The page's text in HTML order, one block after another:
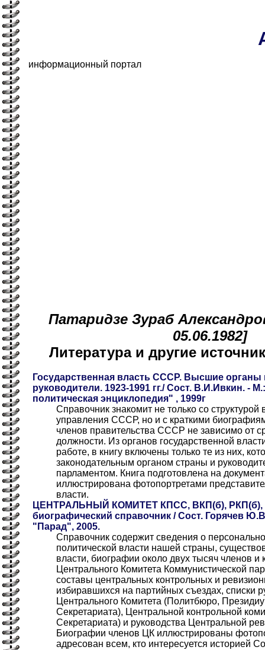
информационный портал
Патаридзе Зураб
05.06.1982]
Литература и другие
Государственная власть СССР. Высшие органы
руководители. 1923-1991 гг./ Сост. В.И.Ивкин. -
политическая энциклопедия" , 1999г
Справочник знакомит не только со
управления СССР, но и с краткими
членов правительства СССР не зависимо от
должности. Из органов государственной
работе, в книгу включены только те из них,
законодательным органом страны и
парламентом. Книга подготовлена на
иллюстрирована фотопортретами
власти.
ЦЕНТРАЛЬНЫЙ КОМИТЕТ КПСС, ВКП(б), РКП(б),
биографический справочник / Сост. Горячев
"Парад", 2005.
Справочник содержит сведения о
политической власти нашей страны,
власти, биографии около двух тысяч членов и
Центрального Комитета Коммунистической
составы центральных контрольных и
избиравшихся на партийных съездах, списки
Центрального Комитета (Политбюро,
Секретариата), Центральной контрольной
Секретариата) и руководства Центральной
Биографии членов ЦК иллюстрированы
адресован всем, кто интересуется историей